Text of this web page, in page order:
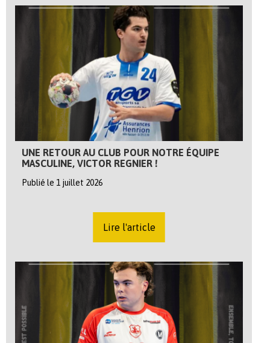
UNE RETOUR AU CLUB POUR NOTRE ÉQUIPE
MASCULINE, VICTOR REGNIER !
Publié le 1 juillet 2026
Lire l'article